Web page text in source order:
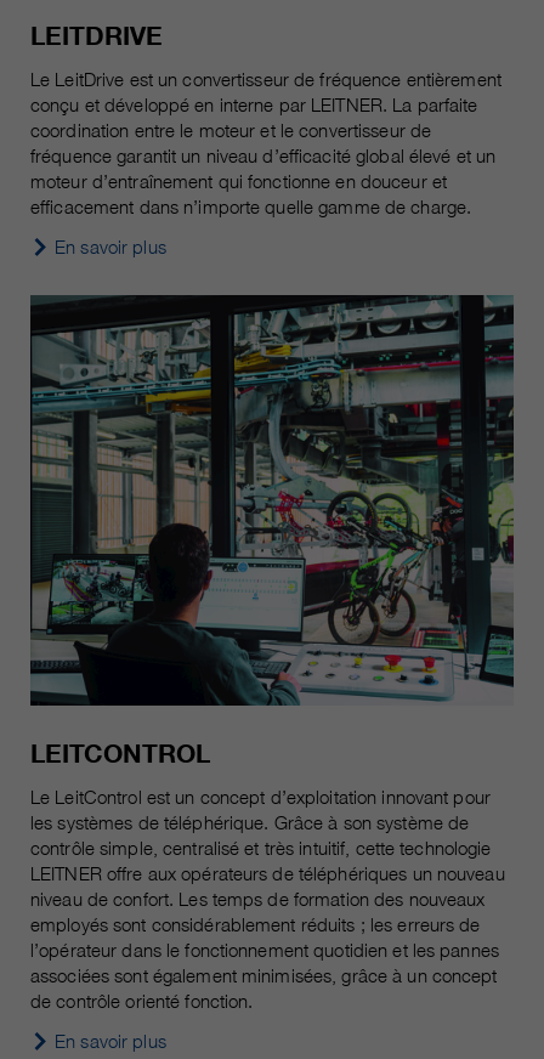
LEITDRIVE
Le LeitDrive est un convertisseur de fréquence entièrement
conçu et développé en interne par LEITNER. La parfaite
coordination entre le moteur et le convertisseur de
fréquence garantit un niveau d’efficacité global élevé et un
moteur d’entraînement qui fonctionne en douceur et
efficacement dans n’importe quelle gamme de charge.
En savoir plus
LEITCONTROL
Le LeitControl est un concept d’exploitation innovant pour
les systèmes de téléphérique. Grâce à son système de
contrôle simple, centralisé et très intuitif, cette technologie
LEITNER offre aux opérateurs de téléphériques un nouveau
niveau de confort. Les temps de formation des nouveaux
employés sont considérablement réduits ; les erreurs de
l’opérateur dans le fonctionnement quotidien et les pannes
associées sont également minimisées, grâce à un concept
de contrôle orienté fonction.
En savoir plus